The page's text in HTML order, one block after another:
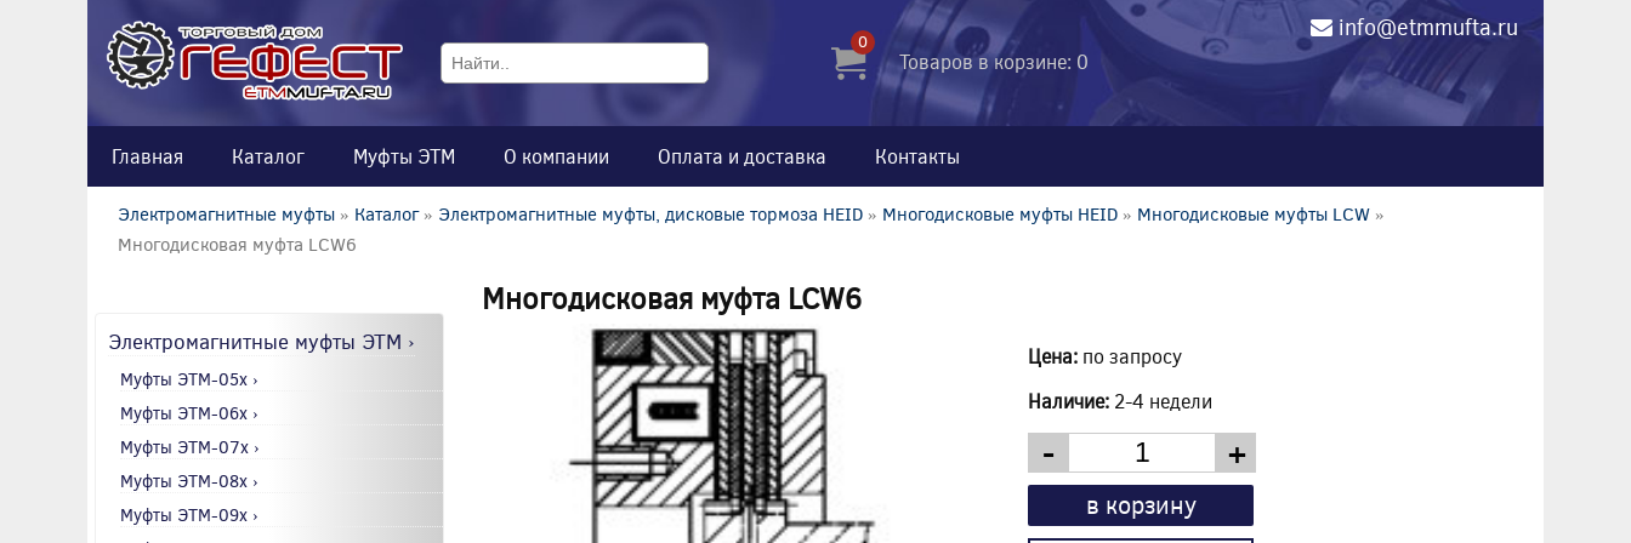
info@etmmufta.ru
0
Товаров в корзине: 0
Главная Каталог Муфты ЭТМ О компании Оплата и доставка Контакты
Электромагнитные муфты » Каталог» Электромагнитные муфты, дисковые тормоза HEID » Многодисковые муфты HEID » Многодисковые муфты LCW »
Многодисковая муфта LCW6
Электромагнитные муфты ЭТМ ›
Муфты ЭТМ-05x ›
Муфты ЭТМ-06x ›
Муфты ЭТМ-07x ›
Муфты ЭТМ-08x ›
Муфты ЭТМ-09x ›
Многодисковая муфта LCW6
Цена: по запросу
Наличие: 2-4 недели
- +
в корзину